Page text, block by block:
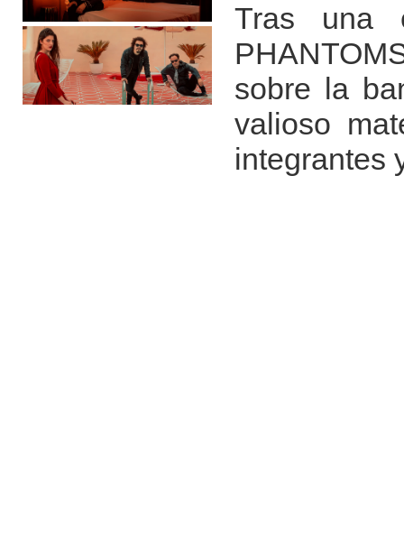
Tras una
sobre la
valioso
integrantes